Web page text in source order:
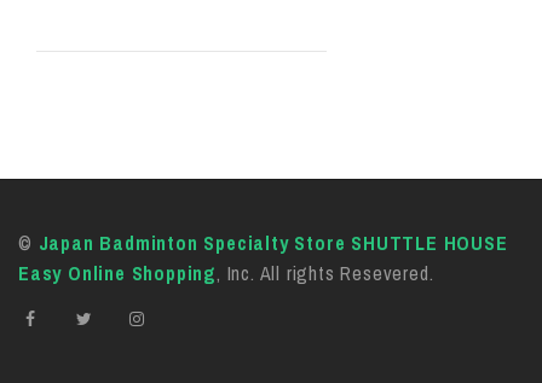
© Japan Badminton Specialty Store SHUTTLE HOUSE
Easy Online Shopping, Inc. All rights Resevered.